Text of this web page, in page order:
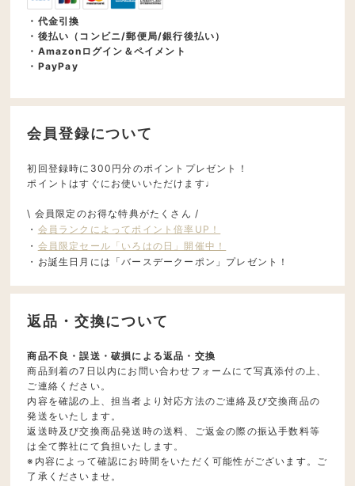
・代金引換
・後払い（コンビニ/郵便局/銀行後払い）
・Amazonログイン＆ペイメント
・PayPay
会員登録について
初回登録時に300円分のポイントプレゼント！
ポイントはすぐにお使いいただけます♩
\ 会員限定のお得な特典がたくさん /
・ 会員ランクによってポイント倍率UP！
・ 会員限定セール「いろはの日」開催中！
・お誕生日月には「バースデークーポン」プレゼント！
返品・交換について
商品不良・誤送・破損による返品・交換
商品到着の7日以内にお問い合わせフォームにて写真添付の上、
ご連絡ください。
内容を確認の上、担当者より対応方法のご連絡及び交換商品の
発送をいたします。
返送時及び交換商品発送時の送料、ご返金の際の振込手数料等
は全て弊社にて負担いたします。
※内容によって確認にお時間をいただく可能性がございます。ご
了承くださいませ。